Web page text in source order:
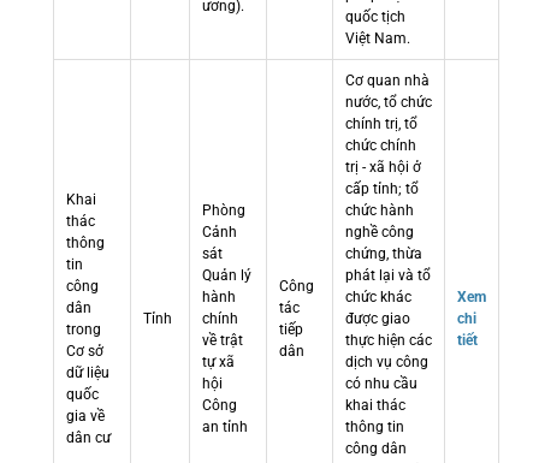
ương).
quốc tịch
Việt Nam.
Khai
thác
thông
tin
công
dân
trong
Cơ sở
dữ liệu
quốc
gia về
dân cư
Tỉnh
Phòng
Cảnh
sát
Quản lý
hành
chính
về trật
tự xã
hội
Công
an tỉnh
Công
tác
tiếp
dân
Cơ quan nhà
nước, tổ chức
chính trị, tổ
chức chính
trị - xã hội ở
cấp tỉnh; tổ
chức hành
nghề công
chứng, thừa
phát lại và tổ
chức khác
được giao
thực hiện các
dịch vụ công
có nhu cầu
khai thác
thông tin
công dân
Xem
chi
tiết